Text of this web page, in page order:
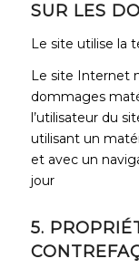
SUR LES
Le site utilise la
Le site Internet
dommages
l’utilisateur du
utilisant un
et avec un
jour
5.